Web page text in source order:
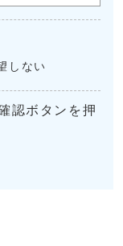
しない
認ボタンを押